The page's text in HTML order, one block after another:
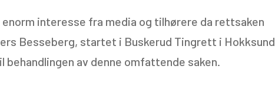
interesse fra media og tilhørere da rettsaken
Besseberg, startet i Buskerud Tingrett i Hokksund
av denne omfattende saken.